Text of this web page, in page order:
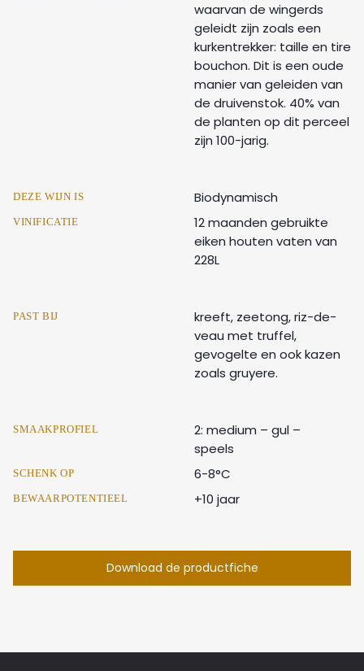
waarvan de wingerds
geleidt zijn zoals een
kurkentrekker: taille en tire
bouchon. Dit is een oude
manier van geleiden van
de druivenstok. 40% van
de planten op dit perceel
zijn 100-jarig.
DEZE WIJN IS Biodynamisch
VINIFICATIE
12 maanden gebruikte
eiken houten vaten van
228L
PAST BIJ
kreeft, zeetong, riz-de-
veau met truffel,
gevogelte en ook kazen
zoals gruyere.
SMAAKPROFIEL
2: medium – gul –
speels
SCHENK OP 6-8°C
BEWAARPOTENTIEEL +10 jaar
Download de productfiche